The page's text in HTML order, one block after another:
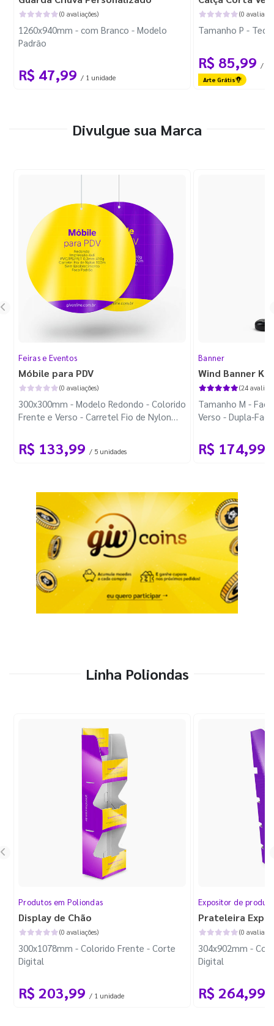
(0 avaliações)
1260x940mm - com Branco - Modelo
Padrão
R$ 47,99 / 1 unidade
(0
Tamanho P -
R$ 85,99 / 1
Arte Grátis
Divulgue sua Marca
Feiras e Eventos
Móbile para PDV
(0 avaliações)
300x300mm - Modelo Redondo - Colorido
Frente e Verso - Carretel Fio de Nylon
R$ 133,99 / 5 unidades
Banner
Wind Banner
(24
Tamanho M -
Verso - Dupla-
R$ 174,99
Linha Poliondas
Produtos em Poliondas
Display de Chão
(0 avaliações)
300x1078mm - Colorido Frente - Corte
Digital
R$ 203,99 / 1 unidade
Expositor de
Prateleira
(0
304x902mm -
Digital
R$ 264,99